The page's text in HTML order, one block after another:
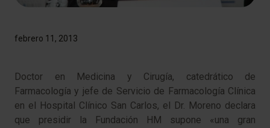
febrero 11, 2013
​Doctor en Medicina y Cirugía, catedrático de
Farmacología y jefe de Servicio de Farmacología Clínica
en el Hospital Clínico San Carlos, el Dr. Moreno declara
que presidir la Fundación HM supone «una gran